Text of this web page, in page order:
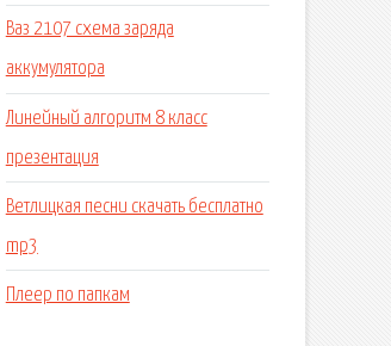
Ваз 2107 схема заряда
аккумулятора
Линейный алгоритм 8 класс
презентация
Ветлицкая песни скачать бесплатно
mp3
Плеер по папкам